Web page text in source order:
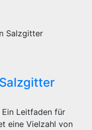
Salzgitter
Leitfaden für
eine Vielzahl von